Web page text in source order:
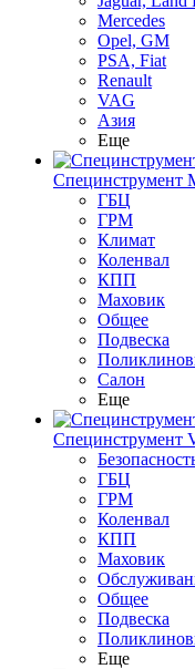
Mercedes
Opel, GM
PSA, Fiat
Renault
VAG
Азия
Еще
Специнструмент
ГБЦ
ГРМ
Климат
Коленвал
КПП
Маховик
Общее
Подвеска
Салон
Еще
Специнструмент
ГБЦ
ГРМ
Коленвал
КПП
Маховик
Общее
Подвеска
Еще